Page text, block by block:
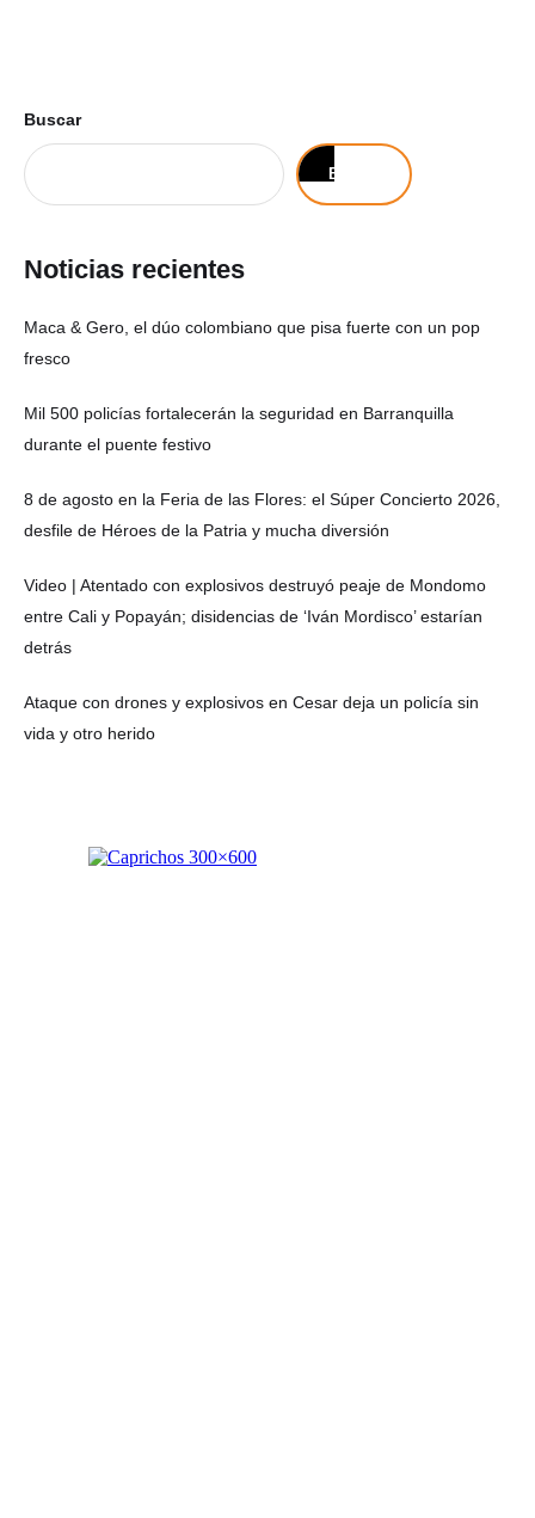
Buscar
Buscar
Noticias recientes
Maca & Gero, el dúo colombiano que pisa fuerte con un pop
fresco
Mil 500 policías fortalecerán la seguridad en Barranquilla
durante el puente festivo
8 de agosto en la Feria de las Flores: el Súper Concierto 2026,
desfile de Héroes de la Patria y mucha diversión
Video | Atentado con explosivos destruyó peaje de Mondomo
entre Cali y Popayán; disidencias de ‘Iván Mordisco’ estarían
detrás
Ataque con drones y explosivos en Cesar deja un policía sin
vida y otro herido